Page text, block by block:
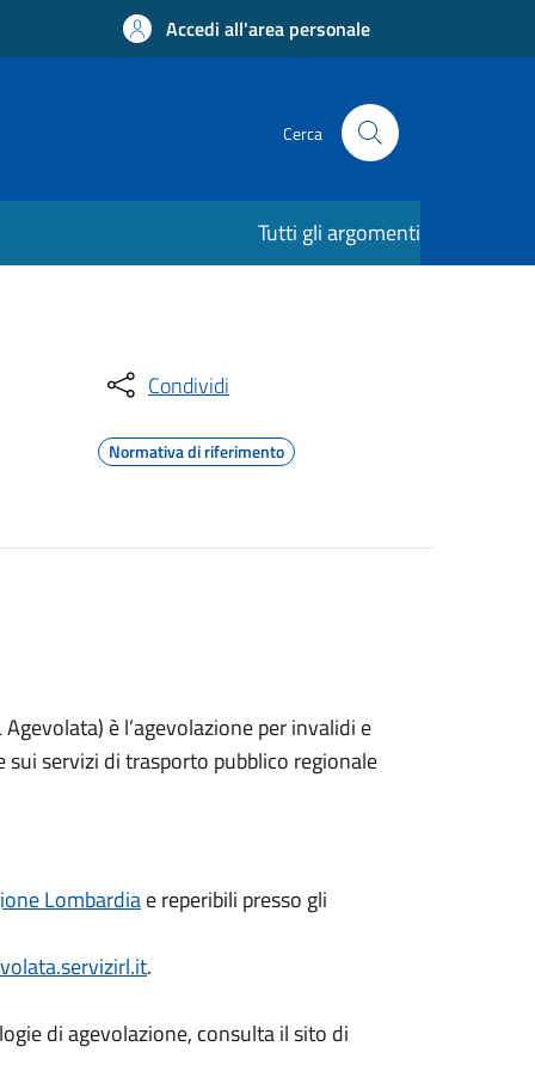
Accedi all'area personale
Cerca
Tutti gli argomenti
Condividi
Normativa di riferimento
è l’agevolazione per invalidi e
servizi di trasporto pubblico regionale
Lombardiae reperibili presso gli
.
di agevolazione, consulta il sito di